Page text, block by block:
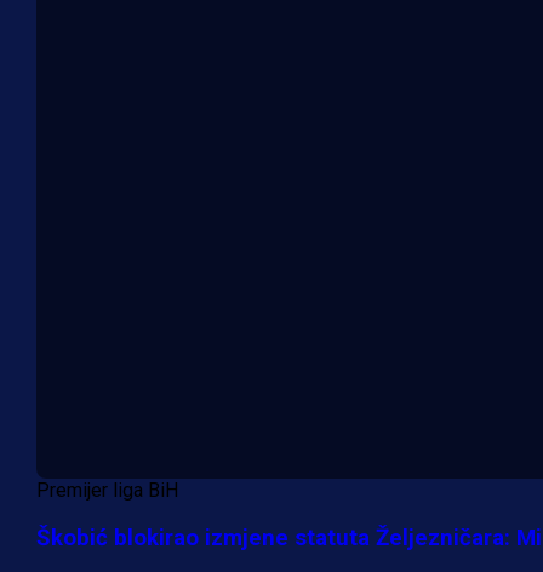
Premijer liga BiH
Škobić blokirao izmjene statuta Željezničara: